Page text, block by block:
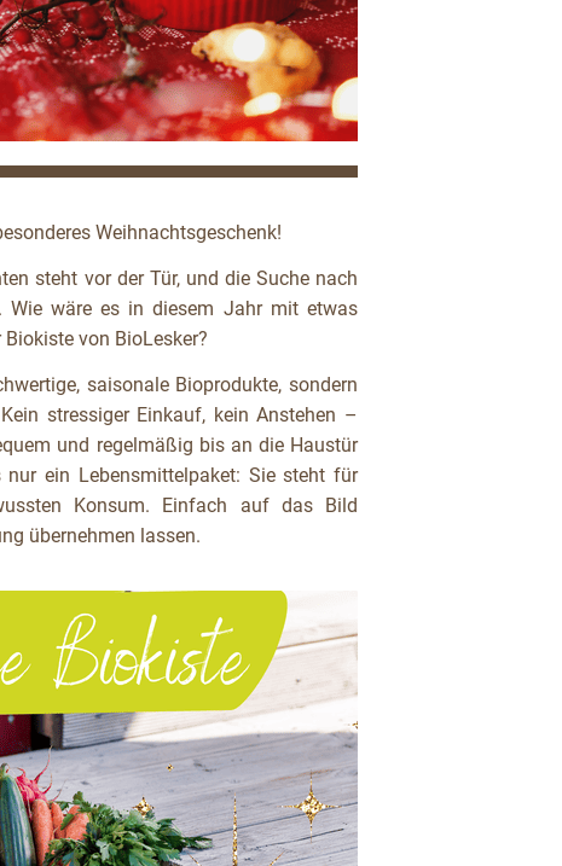
Weihnachtsgeschenk!
steht vor der Tür, und die Suche nach
Wie wäre es in diesem Jahr mit etwas
von BioLesker?
saisonale Bioprodukte, sondern
stressiger Einkauf, kein Anstehen –
und regelmäßig bis an die Haustür
ein Lebensmittelpaket: Sie steht für
Konsum. Einfach auf das Bild
übernehmen lassen.